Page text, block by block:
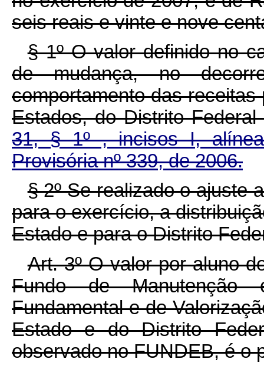
seis reais e vinte e nove
§ 1º O valor definido no
de mudança, no
comportamento das
Estados, do Distrito
31, § 1º , incisos I,
Provisória nº 339, de 2006.
§ 2º Se realizado o ajuste
para o exercício, a
Estado e para o Distrito
Art. 3º O valor por aluno
Fundo de Manutenção
Fundamental e de
Estado e do Distrito
observado no FUNDEB, é o